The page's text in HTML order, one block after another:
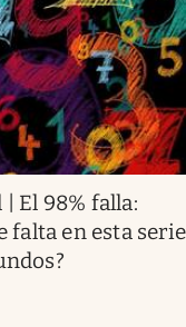
El 98% falla:
falta en esta serie